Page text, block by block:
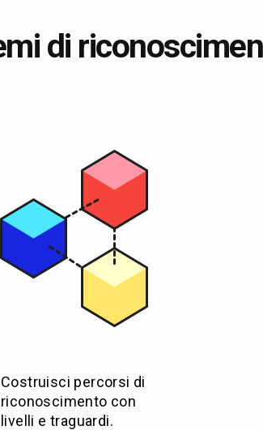
di
Costruisci percorsi di
riconoscimento con
livelli e traguardi.